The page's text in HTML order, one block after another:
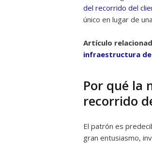
del recorrido del
único en lugar de
Artículo
infraestructura
Por qué la
recorrido
El patrón es
gran entusiasmo,